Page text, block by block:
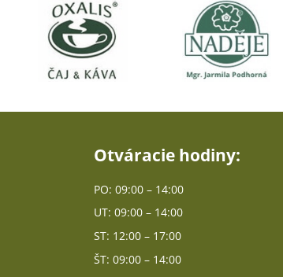
Otváracie hodiny:
PO: 09:00 – 14:00
UT: 09:00 – 14:00
ST: 12:00 – 17:00
ŠT: 09:00 – 14:00